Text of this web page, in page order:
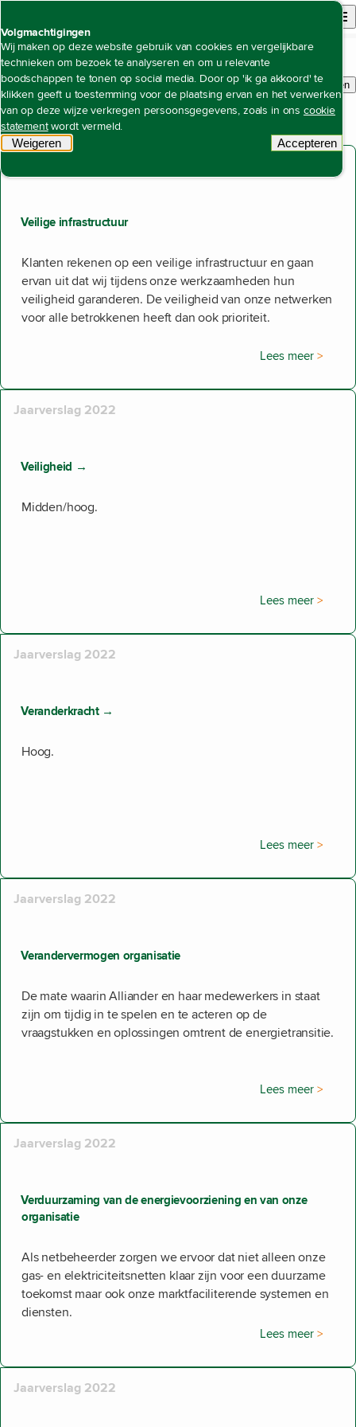
Volgmachtigingen
Wij maken op deze website gebruik van cookies en vergelijkbare
technieken om bezoek te analyseren en om u relevante
boodschappen te tonen op social media. Door op 'ik ga akkoord' te
klikken geeft u toestemming voor de plaatsing ervan en het verwerken
van op deze wijze verkregen persoonsgegevens, zoals in ons cookie
statementwordt vermeld.
Weigeren
Accepteren
Open site
Zoeken
Zoeken
693 resultaten gevonden
Toont resultaten 161 tot 170.
Veilige infrastructuur
Klanten rekenen op een veilige infrastructuur en gaan
ervan uit dat wij tijdens onze werkzaamheden hun
veiligheid garanderen. De veiligheid van onze netwerken
voor alle betrokkenen heeft dan ook prioriteit.
Lees meer
Jaarverslag 2022
Veiligheid →
Midden/hoog.
Lees meer
Jaarverslag 2022
Veranderkracht →
Hoog.
Lees meer
Jaarverslag 2022
Verandervermogen organisatie
De mate waarin Alliander en haar medewerkers in staat
zijn om tijdig in te spelen en te acteren op de
vraagstukken en oplossingen omtrent de energietransitie.
Lees meer
Jaarverslag 2022
Verduurzaming van de energievoorziening en van onze
organisatie
Als netbeheerder zorgen we ervoor dat niet alleen onze
gas- en elektriciteitsnetten klaar zijn voor een duurzame
toekomst maar ook onze marktfaciliterende systemen en
diensten.
Lees meer
Jaarverslag 2022